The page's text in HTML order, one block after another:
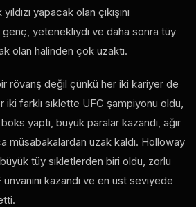
yapacak olan çıkışını
genç, yetenekliydi ve daha sonra tüy
olan halinden çok uzaktı.
rövanş değil çünkü her iki kariyer de
farklı sıklette UFC şampiyonu oldu,
yaptı, büyük paralar kazandı, ağır
müsabakalardan uzak kaldı. Holloway
tüy sıkletlerden biri oldu, zorlu
kazandı ve en üst seviyede